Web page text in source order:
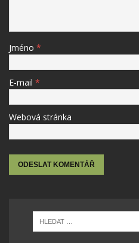
Jméno *
E-mail *
Webová stránka